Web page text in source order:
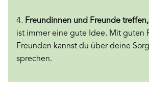
4. Freundinnen und Freunde
ist immer eine gute Idee. Mit guten
Freunden kannst du über deine
sprechen.